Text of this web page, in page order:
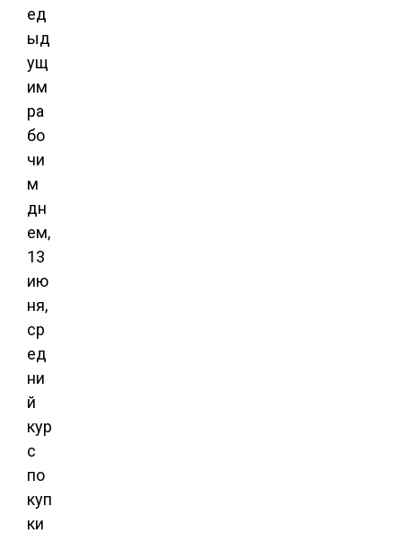
ед
ыд
ущ
им
ра
бо
чи
м
дн
ем,
13
ию
ня,
ср
ед
ни
й
кур
с
по
куп
ки